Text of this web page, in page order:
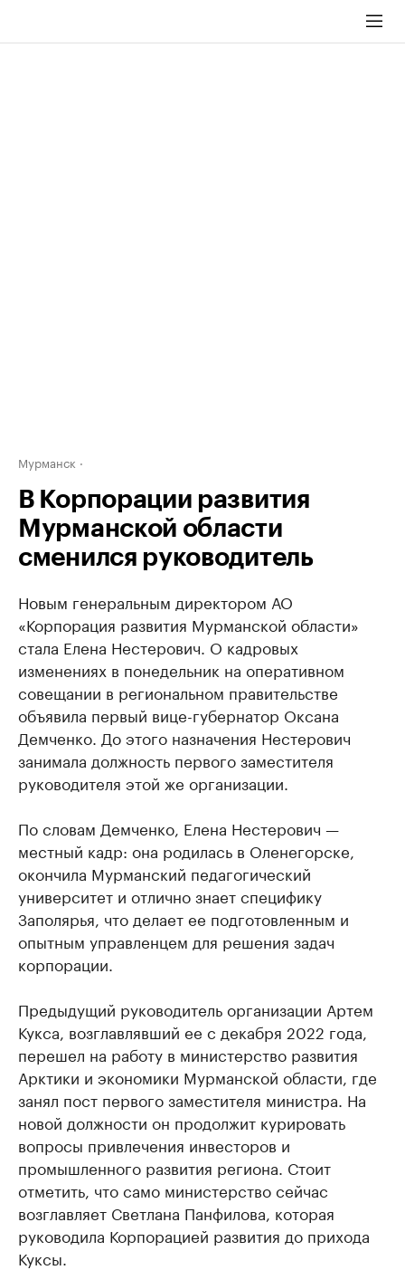
Мурманск
В Корпорации развития
Мурманской области
сменился руководитель
Новым генеральным директором АО
«Корпорация развития Мурманской области»
стала Елена Нестерович. О кадровых
изменениях в понедельник на оперативном
совещании в региональном правительстве
объявила первый вице-губернатор Оксана
Демченко. До этого назначения Нестерович
занимала должность первого заместителя
руководителя этой же организации.
По словам Демченко, Елена Нестерович —
местный кадр: она родилась в Оленегорске,
окончила Мурманский педагогический
университет и отлично знает специфику
Заполярья, что делает ее подготовленным и
опытным управленцем для решения задач
корпорации.
Предыдущий руководитель организации Артем
Кукса, возглавлявший ее с декабря 2022 года,
перешел на работу в министерство развития
Арктики и экономики Мурманской области, где
занял пост первого заместителя министра. На
новой должности он продолжит курировать
вопросы привлечения инвесторов и
промышленного развития региона. Стоит
отметить, что само министерство сейчас
возглавляет Светлана Панфилова, которая
руководила Корпорацией развития до прихода
Куксы.